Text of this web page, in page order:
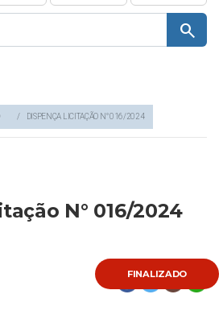
search
DISPENÇA LICITAÇÃO N° 016/2024
FINALIZADO
N° 016/2024